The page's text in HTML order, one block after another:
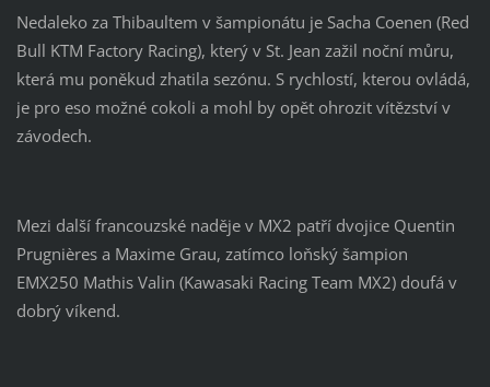
Nedaleko za Thibaultem v šampionátu je Sacha Coenen (Red
Bull KTM Factory Racing), který v St. Jean zažil noční můru,
která mu poněkud zhatila sezónu. S rychlostí, kterou ovládá,
je pro eso možné cokoli a mohl by opět ohrozit vítězství v
závodech.
Mezi další francouzské naděje v MX2 patří dvojice Quentin
Prugnières a Maxime Grau, zatímco loňský šampion
EMX250 Mathis Valin (Kawasaki Racing Team MX2) doufá v
dobrý víkend.